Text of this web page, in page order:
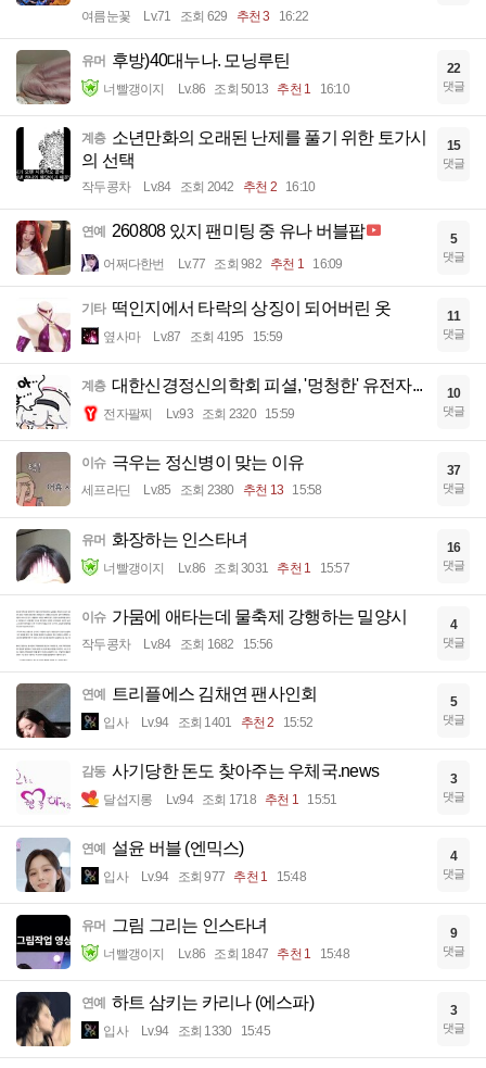
여름눈꽃 Lv.71 조회 629 추천 3 16:22
유머 후방)40대누나. 모닝루틴
너빨갱이지 Lv.86 조회 5013 추천 1 16:10
22
댓글
계층 소년만화의 오래된 난제를 풀기 위한 토가시
의 선택
작두콩차 Lv.84 조회 2042 추천 2 16:10
15
댓글
연예 260808 있지 팬미팅 중 유나 버블팝
어쩌다한번 Lv.77 조회 982 추천 1 16:09
5
댓글
기타 떡인지에서 타락의 상징이 되어버린 옷
옆사마 Lv.87 조회 4195 15:59
11
댓글
계층 대한신경정신의학회 피셜, '멍청한' 유전자...
전자팔찌 Lv.93 조회 2320 15:59
10
댓글
이슈 극우는 정신병이 맞는 이유
세프라딘 Lv.85 조회 2380 추천 13 15:58
37
댓글
유머 화장하는 인스타녀
너빨갱이지 Lv.86 조회 3031 추천 1 15:57
16
댓글
이슈 가뭄에 애타는데 물축제 강행하는 밀양시
작두콩차 Lv.84 조회 1682 15:56
4
댓글
연예 트리플에스 김채연 팬사인회
입사 Lv.94 조회 1401 추천 2 15:52
5
댓글
감동 사기당한 돈도 찾아주는 우체국.news
달섭지롱 Lv.94 조회 1718 추천 1 15:51
3
댓글
연예 설윤 버블 (엔믹스)
입사 Lv.94 조회 977 추천 1 15:48
4
댓글
유머 그림 그리는 인스타녀
너빨갱이지 Lv.86 조회 1847 추천 1 15:48
9
댓글
연예 하트 삼키는 카리나 (에스파)
입사 Lv.94 조회 1330 15:45
3
댓글